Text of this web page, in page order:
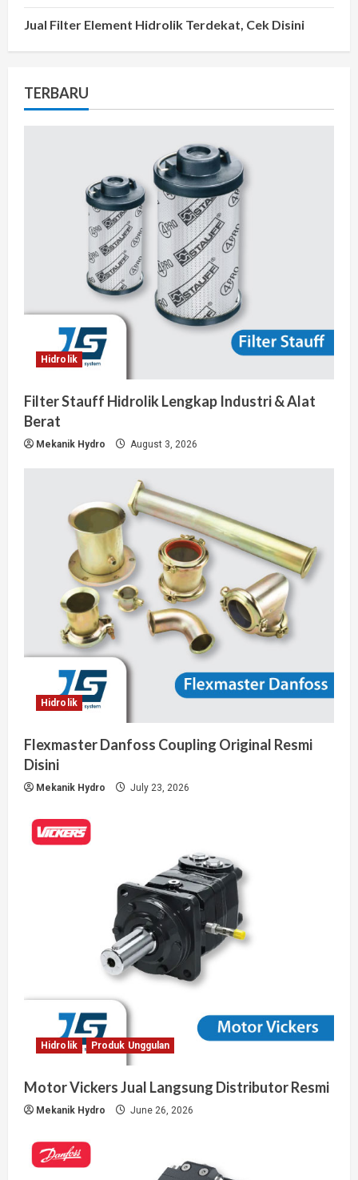
Jual Filter Element Hidrolik Terdekat, Cek Disini
TERBARU
Hidrolik
Filter Stauff Hidrolik Lengkap Industri & Alat
Berat
Mekanik Hydro August 3, 2026
Hidrolik
Flexmaster Danfoss Coupling Original Resmi
Disini
Mekanik Hydro July 23, 2026
Hidrolik Produk Unggulan
Motor Vickers Jual Langsung Distributor Resmi
Mekanik Hydro June 26, 2026